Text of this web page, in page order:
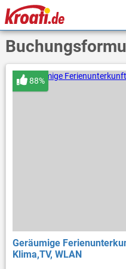
Geräumige
Klima,TV, WLAN
88%